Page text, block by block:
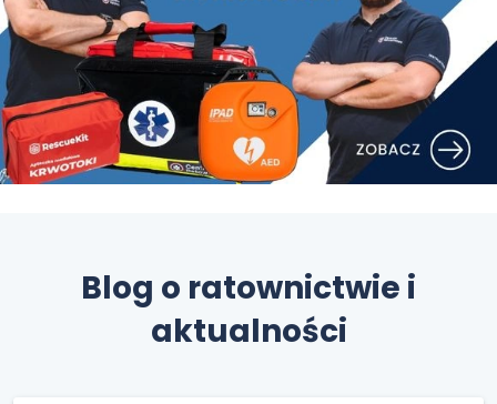
Blog o ratownictwie i
aktualności